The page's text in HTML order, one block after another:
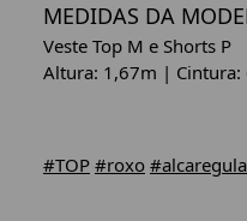
MEDIDAS DA
Veste Top M e Shorts P
Altura: 1,67m |
#TOP #roxo